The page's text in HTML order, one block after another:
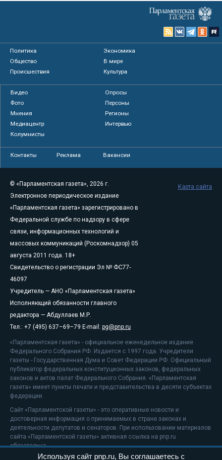
Политика
Экономика
Общество
В мире
Происшествия
Культура
Видео
Опросы
Фото
Персоны
Мнения
Регионы
Медиацентр
Интервью
Колумнисты
Контакты Реклама Вакансии
© «Парламентская газета», 2026 г.
Электронное периодическое издание
«Парламентская газета» зарегистрировано в
Федеральной службе по надзору в сфере
связи, информационных технологий и
массовых коммуникаций (Роскомнадзор) 05
августа 2011 года. 18+
Свидетельство о регистрации Эл № ФС77-
46097
Учредитель — АНО «Парламентская газета»
Исполняющий обязанности главного
редактора — Абдуллаев М.Р.
Тел.: +7 (495) 637–69–79 E-mail: pg@pnp.ru
«Парламентская газета» - официальное еженедельное издание
Федерального Собрания РФ. Издается с 1997 года. Учредители
газеты - Государственная Дума и Совет Федерации РФ. Официальный
публикатор федеральных конституционных законов, федеральных
законов и актов палат Федерального Собрания. «Парламентская
газета» имеет пункты печати и представительства в десяти субъектах
федерации.
Сайт «Парламентской газеты» - это оперативные новости и
достоверная информация о принимаемых в стране законах и
деятельности депутатов и сенаторов. При использовании материалов
сайта «Парламентской газеты» активная ссылка на pnp.ru
обязательна.
Карта сайта
Используя сайт pnp.ru, Вы соглашаетесь с